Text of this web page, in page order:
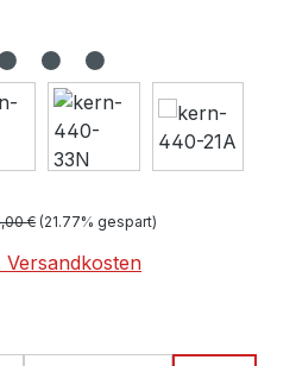
Preis:
€ (21.77% gespart)
Versandkosten